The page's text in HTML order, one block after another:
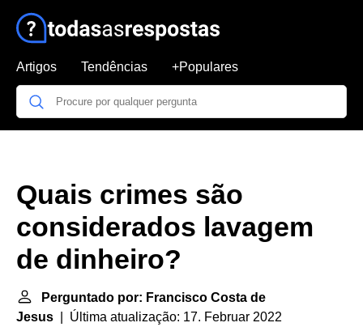
Artigos Tendências +Populares
Quais crimes são
considerados lavagem
de dinheiro?
Perguntado por: Francisco Costa de
Jesus | Última atualização: 17. Februar 2022